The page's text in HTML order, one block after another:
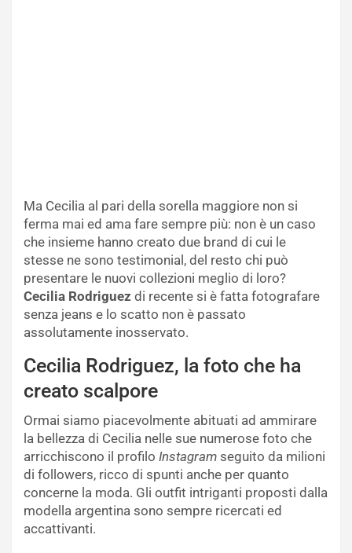
Ma Cecilia al pari della sorella maggiore non si
ferma mai ed ama fare sempre più: non è un caso
che insieme hanno creato due brand di cui le
stesse ne sono testimonial, del resto chi può
presentare le nuovi collezioni meglio di loro?
Cecilia Rodriguez di recente si è fatta fotografare
senza jeans e lo scatto non è passato
assolutamente inosservato.
Cecilia Rodriguez, la foto che ha
creato scalpore
Ormai siamo piacevolmente abituati ad ammirare
la bellezza di Cecilia nelle sue numerose foto che
arricchiscono il profilo Instagram seguito da milioni
di followers, ricco di spunti anche per quanto
concerne la moda. Gli outfit intriganti proposti dalla
modella argentina sono sempre ricercati ed
accattivanti.